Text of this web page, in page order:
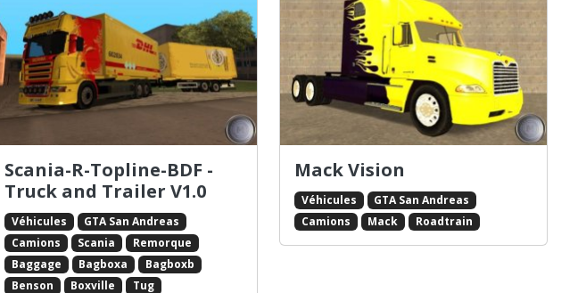
Scania-R-Topline-BDF -
Truck and Trailer V1.0
Véhicules
GTA San Andreas
Camions
Scania
Remorque
Baggage
Bagboxa
Bagboxb
Benson
Boxville Tug
Mack Vision
Véhicules
GTA San Andreas
Camions
Mack Roadtrain